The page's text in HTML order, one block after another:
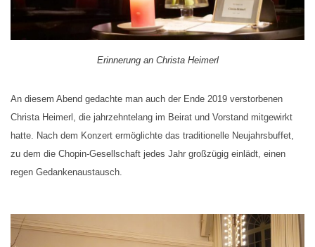
Erinnerung an Christa Heimerl
An diesem Abend gedachte man auch der Ende 2019 verstorbenen
Christa Heimerl, die jahrzehntelang im Beirat und Vorstand mitgewirkt
hatte. Nach dem Konzert ermöglichte das traditionelle Neujahrsbuffet,
zu dem die Chopin-Gesellschaft jedes Jahr großzügig einlädt, einen
regen Gedankenaustausch.